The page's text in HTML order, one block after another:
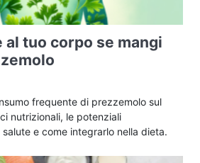
al tuo corpo se mangi
frequente di prezzemolo sul
nutrizionali, le potenziali
e come integrarlo nella dieta.